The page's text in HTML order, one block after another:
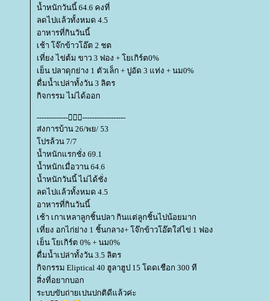
น้ำหนักวันนี้ 64.6 คงที่
ลดไปแล้วทั้งหมด 4.5
อาหารที่กินวันนี้
เช้า โจ๊กข้าวโอ๊ต 2 ชต
เที่ยง ไข่ต้ม ขาว 3 ฟอง + โยเกิร์ต0%
เย็น ปลาดุกย่าง 1 ตัวเล็ก + ปูอัด 3 แท่ง + นม0%
ดื่มน้ำเปล่าทั้งวัน 3 ลิตร
กิจกรรม ไม่ได้ออก
-------------------------------
ส่งการบ้าน 26/พย/ 53
ปรล้วน 7/7
น้ำหนักแรกชั่ง 69.1
น้ำหนักเมื่อวาน 64.6
น้ำหนักวันนี้ ไม่ได้ชั่ง
ลดไปแล้วทั้งหมด 4.5
อาหารที่กินวันนี้
เช้า เกาเหลาลูกชิ้นปลา กินแต่ลูกชิ้นไปน้อยมาก
เที่ยง อกไก่ย่าง 1 ชิ้นกลาง+ โจ๊กข้าวโอ๊ตใส่ไข่ 1 ฟอง
เย็น โยเกิร์ต 0% + นม0%
ดื่มน้ำเปล่าทั้งวัน 3.5 ลิตร
กิจกรรม Eliptical 40 ฮูลาฮูป 15 โดดเชือก 300 ที
สิ่งที่อยากบอก
ระบบขับถ่ายเปนปกติดีแล้วค่ะ